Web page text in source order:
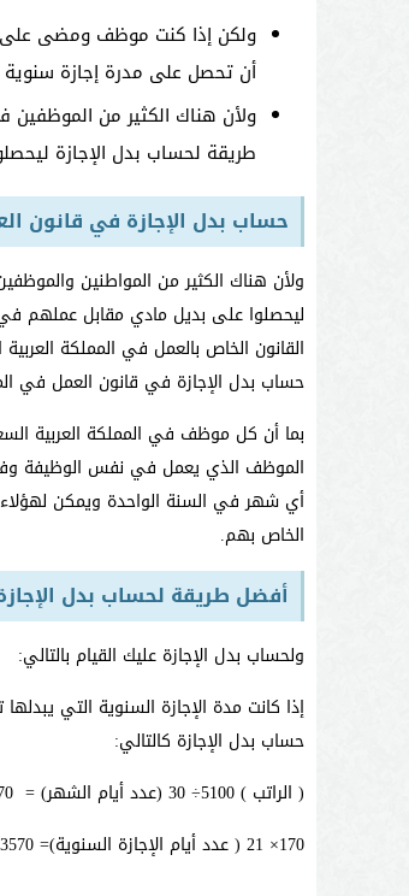
ولكن إذا كنت موظف ومضى على
أن تحصل على مدرة إجازة
ولأن هناك الكثير من الموظفين
طريقة لحساب بدل الإجازة
حساب بدل الإجازة في قانون
ولأن هناك الكثير من المواطنين
ليحصلوا على بديل مادي مقابل عملهم في
القانون الخاص بالعمل في المملكة
حساب بدل الإجازة في قانون العمل في
بما أن كل موظف في المملكة العربية
الموظف الذي يعمل في نفس الوظيفة
أي شهر في السنة الواحدة ويمكن لهؤلاء
الخاص بهم.
أفضل طريقة لحساب بدل
ولحساب بدل الإجازة عليك القيام بالتالي:
إذا كانت مدة الإجازة السنوية التي
حساب بدل الإجازة كالتالي:
( الراتب ) 5100÷ 30 (عدد أيام الشهر) = 170 ثم بعد ذلك تقوم بالخطوة التالية
170× 21 ( عدد أيام الإجازة السنوية)= 3570 ريال سعودي.